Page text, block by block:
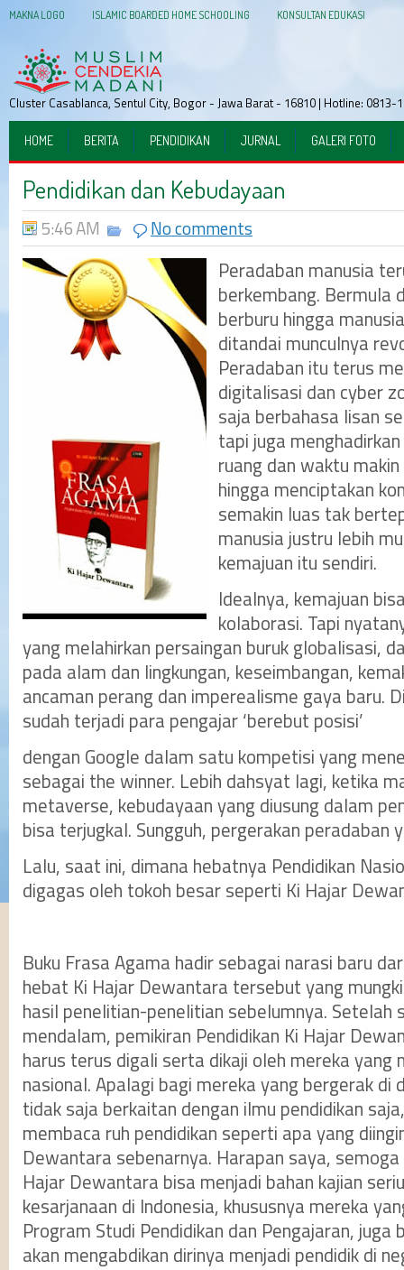
MAKNA LOGO ISLAMIC BOARDED HOME SCHOOLING KONSULTAN EDUKASI
Cluster Casablanca, Sentul City, Bogor - Jawa Barat - 16810 | Hotline:
HOME BERITA PENDIDIKAN JURNAL GALERI FOTO
Pendidikan dan Kebudayaan
5:46 AM No comments
Peradaban manusia
berkembang. Bermula
berburu hingga
ditandai munculnya
Peradaban itu terus
digitalisasi dan cyber
saja berbahasa lisan
tapi juga
ruang dan waktu
hingga menciptakan
semakin luas tak
manusia justru lebih
kemajuan itu sendiri.
Idealnya, kemajuan
kolaborasi. Tapi
yang melahirkan persaingan buruk globalisasi,
pada alam dan lingkungan, keseimbangan,
ancaman perang dan imperealisme gaya baru.
sudah terjadi para pengajar ‘berebut posisi’
dengan Google dalam satu kompetisi yang
sebagai the winner. Lebih dahsyat lagi, ketika
metaverse, kebudayaan yang diusung dalam
bisa terjugkal. Sungguh, pergerakan peradaban
Lalu, saat ini, dimana hebatnya Pendidikan
digagas oleh tokoh besar seperti Ki Hajar
Buku Frasa Agama hadir sebagai narasi baru
hebat Ki Hajar Dewantara tersebut yang
hasil penelitian-penelitian sebelumnya. Setelah
mendalam, pemikiran Pendidikan Ki Hajar
harus terus digali serta dikaji oleh mereka yang
nasional. Apalagi bagi mereka yang bergerak di
tidak saja berkaitan dengan ilmu pendidikan
membaca ruh pendidikan seperti apa yang
Dewantara sebenarnya. Harapan saya,
Hajar Dewantara bisa menjadi bahan kajian
kesarjanaan di Indonesia, khususnya mereka
Program Studi Pendidikan dan Pengajaran, juga
akan mengabdikan dirinya menjadi pendidik di